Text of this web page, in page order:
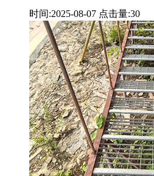
时间:2025-08-07 点击量:30